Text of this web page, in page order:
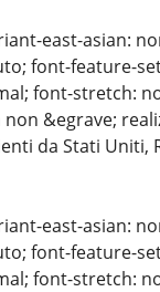
east-asian:
font-feature-
font-stretch:
&egrave;
da Stati Uniti,
east-asian:
font-feature-
font-stretch: